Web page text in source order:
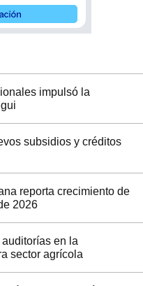
impulsó la
subsidios y créditos
reporta crecimiento de
2026
en la
sector agrícola